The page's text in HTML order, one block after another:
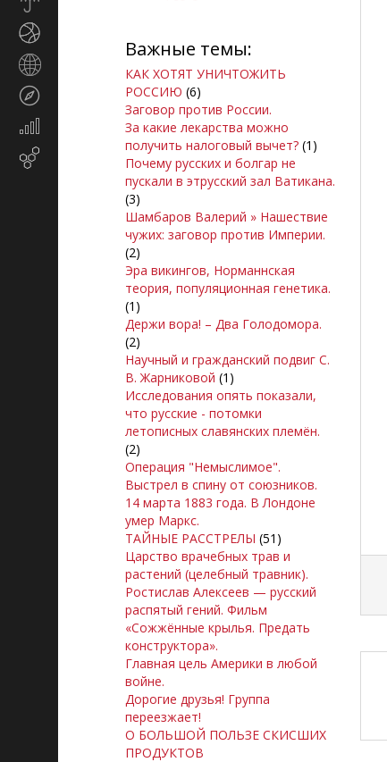
Экономика
маркетинг
Важные темы:
КАК ХОТЯТ УНИЧТОЖИТЬ
РОССИЮ (6)
Заговор против России.
За какие лекарства можно
получить налоговый вычет? (1)
Почему русских и болгар не
пускали в этрусский зал Ватикана.
(3)
Шамбаров Валерий » Нашествие
чужих: заговор против Империи.
(2)
Эра викингов, Норманнская
теория, популяционная генетика.
(1)
Держи вора! – Два Голодомора.
(2)
Научный и гражданский подвиг С.
В. Жарниковой (1)
Исследования опять показали,
что русские - потомки
летописных славянских племён.
(2)
Операция "Немыслимое".
Выстрел в спину от союзников.
14 марта 1883 года. В Лондоне
умер Маркс.
ТАЙНЫЕ РАССТРЕЛЫ (51)
Царство врачебных трав и
растений (целебный травник).
Ростислав Алексеев — русский
распятый гений. Фильм
«Сожжённые крылья. Предать
конструктора».
Главная цель Америки в любой
войне.
Дорогие друзья! Группа
переезжает!
О БОЛЬШОЙ ПОЛЬЗЕ СКИСШИХ
ПРОДУКТОВ